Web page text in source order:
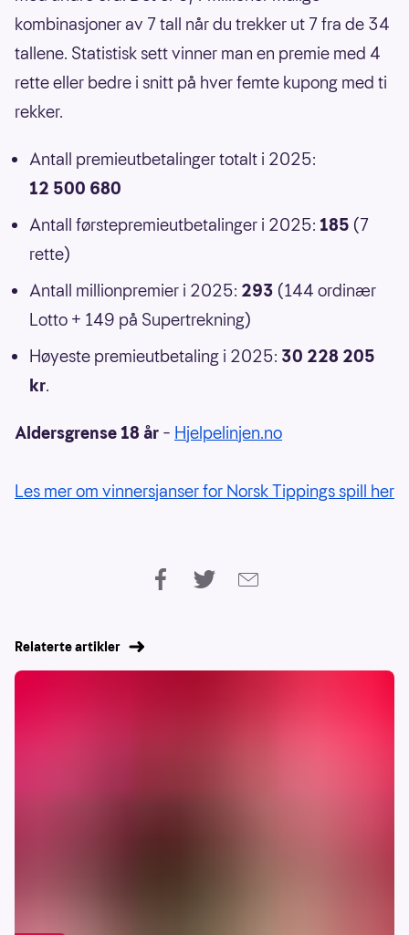
kombinasjoner av 7 tall når du trekker ut 7 fra de 34
tallene. Statistisk sett vinner man en premie med 4
rette eller bedre i snitt på hver femte kupong med ti
rekker.
Antall premieutbetalinger totalt i 2025:
12 500 680
Antall førstepremieutbetalinger i 2025: 185 (7
rette)
Antall millionpremier i 2025: 293 (144 ordinær
Lotto + 149 på Supertrekning)
Høyeste premieutbetaling i 2025: 30 228 205
kr.
Aldersgrense 18 år – Hjelpelinjen.no
Les mer om vinnersjanser for Norsk Tippings spill her
Relaterte artikler